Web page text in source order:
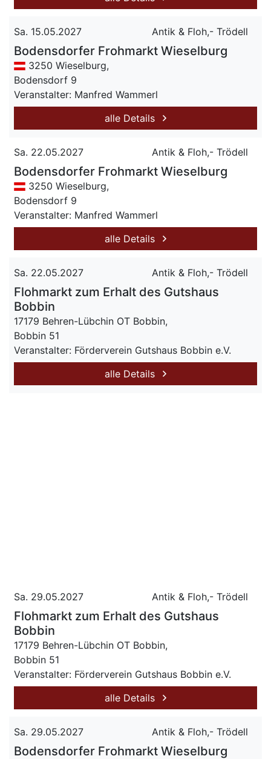
Sa. 15.05.2027 Antik & Floh,- Trödell
Bodensdorfer Frohmarkt Wieselburg
3250 Wieselburg,
Bodensdorf 9
Veranstalter: Manfred Wammerl
alle Details
Sa. 22.05.2027 Antik & Floh,- Trödell
Bodensdorfer Frohmarkt Wieselburg
3250 Wieselburg,
Bodensdorf 9
Veranstalter: Manfred Wammerl
alle Details
Sa. 22.05.2027 Antik & Floh,- Trödell
Flohmarkt zum Erhalt des Gutshaus
Bobbin
17179 Behren-Lübchin OT Bobbin,
Bobbin 51
Veranstalter: Förderverein Gutshaus Bobbin e.V.
alle Details
Sa. 29.05.2027 Antik & Floh,- Trödell
Flohmarkt zum Erhalt des Gutshaus
Bobbin
17179 Behren-Lübchin OT Bobbin,
Bobbin 51
Veranstalter: Förderverein Gutshaus Bobbin e.V.
alle Details
Sa. 29.05.2027 Antik & Floh,- Trödell
Bodensdorfer Frohmarkt Wieselburg